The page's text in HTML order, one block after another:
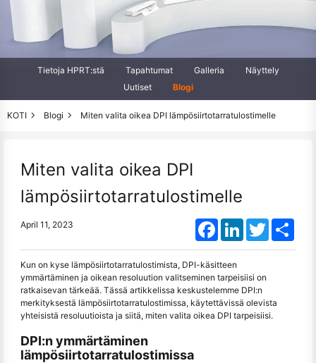
Tietoja HPRT:stä Tapahtumat Galleria
Näyttely
Uutiset
Blogi
KOTI Blogi Miten valita oikea DPI lämpösiirtotarratulostimelle
Miten valita oikea DPI
lämpösiirtotarratulostimelle
April 11, 2023 FacebookLinkedInTwitter
Kun on kyse lämpösiirtotarratulostimista, DPI-käsitteen
ymmärtäminen ja oikean resoluution valitseminen tarpeisiisi on
ratkaisevan tärkeää. Tässä artikkelissa keskustelemme DPI:n
merkityksestä lämpösiirtotarratulostimissa, käytettävissä olevista
yhteisistä resoluutioista ja siitä, miten valita oikea DPI tarpeisiisi.
DPI:n ymmärtäminen
lämpösiirtotarratulostimissa